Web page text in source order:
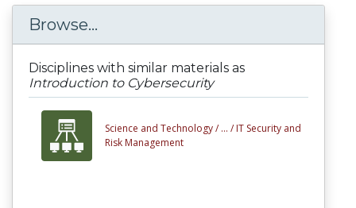
Browse...
Disciplines with similar materials as
Introduction to Cybersecurity
Science and Technology / ... / IT Security and
Risk Management